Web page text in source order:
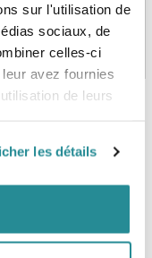
sur l'utilisation de
sociaux, de
celles-ci
avez fournies
de leurs
les détails
EN TEMPS RÉEL
5000 produits en stock
de 99€ d’achat*